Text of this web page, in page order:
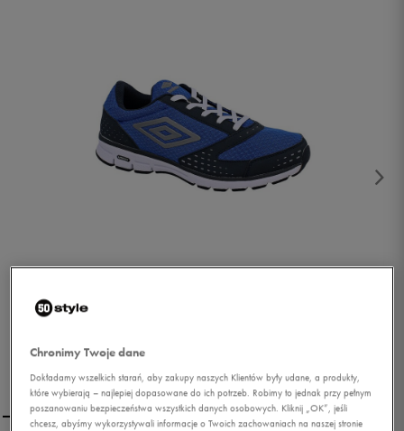
Chronimy Twoje dane
Dokładamy wszelkich starań, aby zakupy naszych Klientów były udane, a produkty,
które wybierają – najlepiej dopasowane do ich potrzeb. Robimy to jednak przy pełnym
poszanowaniu bezpieczeństwa wszystkich danych osobowych. Kliknij „OK”, jeśli
chcesz, abyśmy wykorzystywali informacje o Twoich zachowaniach na naszej stronie